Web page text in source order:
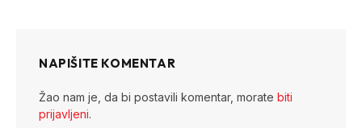
NAPIŠITE KOMENTAR
Žao nam je, da bi postavili komentar, morate biti
prijavljeni.